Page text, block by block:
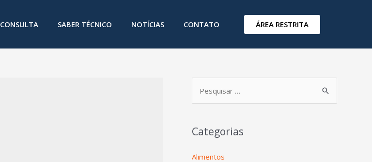
CONSULTA SABER TÉCNICO NOTÍCIAS CONTATO ÁREA RESTRITA
Categorias
Alimentos